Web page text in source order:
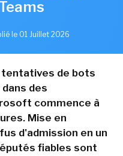
le 01 Juillet 2026
de bots
des
commence à
Mise en
d'admission en un
fiables sont